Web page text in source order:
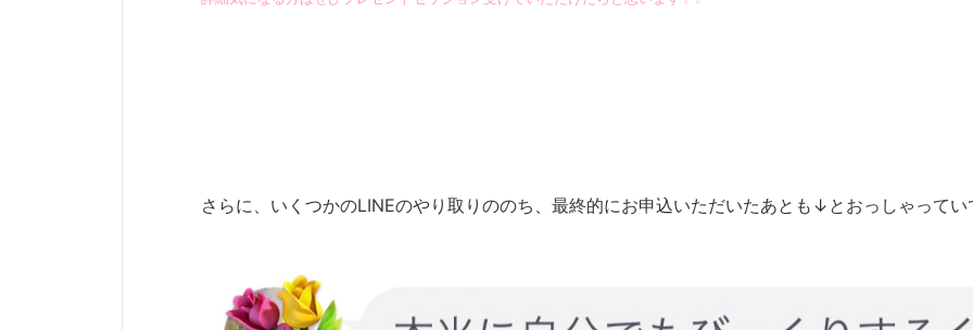
さらに、いくつかのLINEのやり取りののち、最終的にお申込いただいたあとも↓とおっしゃってい